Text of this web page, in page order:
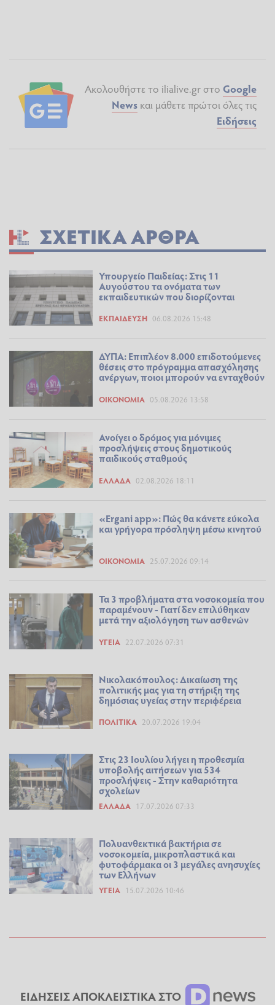
Ακολουθήστε το ilialive.gr στο Google
News και μάθετε πρώτοι όλες τις
Ειδήσεις
ΣΧΕΤΙΚΆ ΆΡΘΡΑ
Υπουργείο Παιδείας: Στις 11
Αυγούστου τα ονόματα των
εκπαιδευτικών που διορίζονται
ΕΚΠΑΊΔΕΥΣΗ 06.08.2026 15:48
ΔΥΠΑ: Επιπλέον 8.000 επιδοτούμενες
θέσεις στο πρόγραμμα απασχόλησης
ανέργων, ποιοι μπορούν να ενταχθούν
ΟΙΚΟΝΟΜΊΑ 05.08.2026 13:58
Ανοίγει ο δρόμος για μόνιμες
προσλήψεις στους δημοτικούς
παιδικούς σταθμούς
ΕΛΛΆΔΑ 02.08.2026 18:11
«Ergani app»: Πώς θα κάνετε εύκολα
και γρήγορα πρόσληψη μέσω κινητού
ΟΙΚΟΝΟΜΊΑ 25.07.2026 09:14
Τα 3 προβλήματα στα νοσοκομεία που
παραμένουν - Γιατί δεν επιλύθηκαν
μετά την αξιολόγηση των ασθενών
ΥΓΕΊΑ 22.07.2026 07:31
Νικολακόπουλος: Δικαίωση της
πολιτικής μας για τη στήριξη της
δημόσιας υγείας στην περιφέρεια
ΠΟΛΙΤΙΚΆ 20.07.2026 19:04
Στις 23 Ιουλίου λήγει η προθεσμία
υποβολής αιτήσεων για 534
προσλήψεις - Στην καθαριότητα
σχολείων
ΕΛΛΆΔΑ 17.07.2026 07:33
Πολυανθεκτικά βακτήρια σε
νοσοκομεία, μικροπλαστικά και
φυτοφάρμακα οι 3 μεγάλες ανησυχίες
των Ελλήνων
ΥΓΕΊΑ 15.07.2026 10:46
ΕΙΔΗΣΕΙΣ ΑΠΟΚΛΕΙΣΤΙΚΑ ΣΤΟ